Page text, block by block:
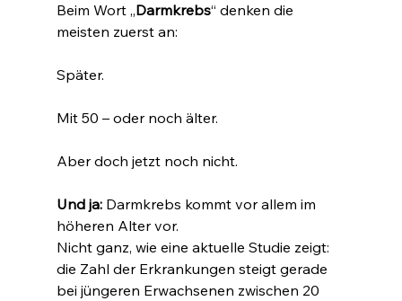
Beim Wort „Darmkrebs“ denken die
meisten zuerst an:
Später.
Mit 50 – oder noch älter.
Aber doch jetzt noch nicht.
Und ja: Darmkrebs kommt vor allem im
höheren Alter vor.
Nicht ganz, wie eine aktuelle Studie zeigt:
die Zahl der Erkrankungen steigt gerade
bei jüngeren Erwachsenen zwischen 20